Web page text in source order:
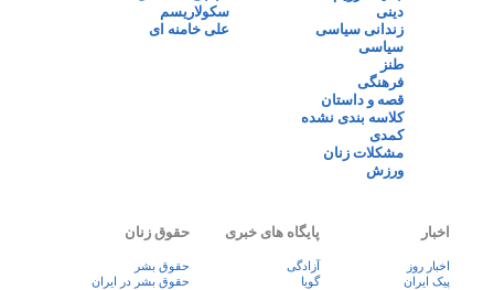
دینی
زندانی سیاسی
سیاسی
طنز
فرهنگی
قصه و داستان
کلاسه بندی نشده
کمدی
مشکلات زنان
ورزش
سکولاریسم
علی خامنه ای
اخبار
اخبار روز
پيک ايران
پایگاه های خبری
آزادگی
گویا
حقوق زنان
حقوق بشر
حقوق بشر در ایران